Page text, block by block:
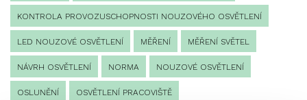
KONTROLA PROVOZUSCHOPNOSTI NOUZOVÉHO OSVĚTLENÍ
LED NOUZOVÉ OSVĚTLENÍ MĚŘENÍ MĚŘENÍ SVĚTEL
NÁVRH OSVĚTLENÍ NORMA NOUZOVÉ OSVĚTLENÍ
OSLUNĚNÍ OSVĚTLENÍ PRACOVIŠTĚ